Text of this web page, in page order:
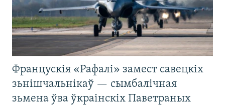
Францускія «Рафалі» замест савецкіх
зьнішчальнікаў — сымбалічная
зьмена ўва ўкраінскіх Паветраных